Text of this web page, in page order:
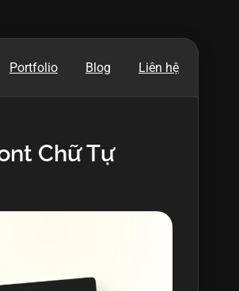
Portfolio Blog Liên hệ
Chữ Tự